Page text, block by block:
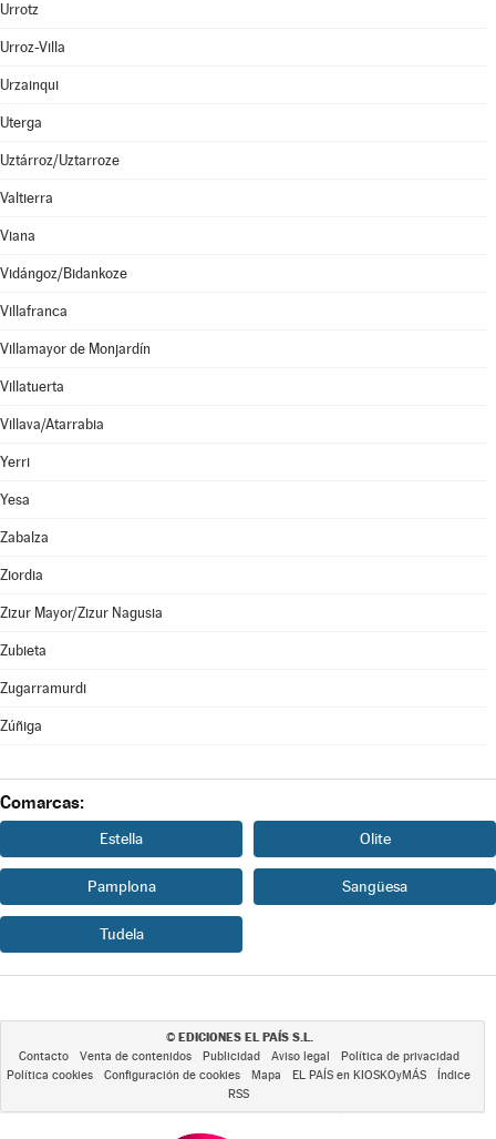
Urrotz
Urroz-Villa
Urzainqui
Uterga
Uztárroz/Uztarroze
Valtierra
Viana
Vidángoz/Bidankoze
Villafranca
Villamayor de Monjardín
Villatuerta
Villava/Atarrabia
Yerri
Yesa
Zabalza
Ziordia
Zizur Mayor/Zizur Nagusia
Zubieta
Zugarramurdi
Zúñiga
Comarcas:
Estella Olite
Pamplona Sangüesa
Tudela
© EDICIONES EL PAÍS S.L.
Contacto Venta de contenidos Publicidad Aviso legal
Política de privacidad
Política cookies
Configuración de cookies Mapa EL PAÍS en KIOSKOyMÁS
Índice
RSS